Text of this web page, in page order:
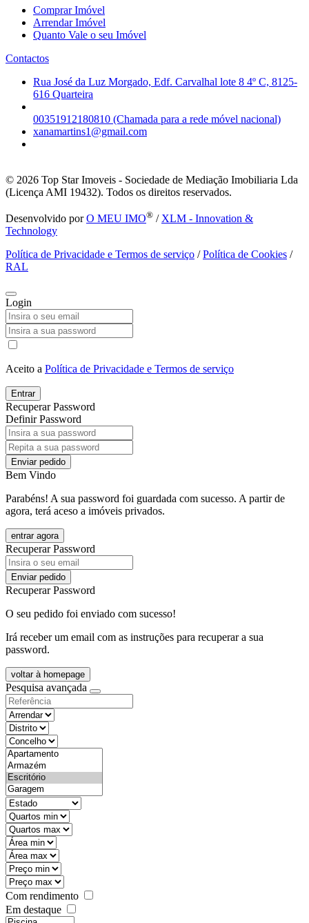
Comprar Imóvel
Arrendar Imóvel
Quanto Vale o seu Imóvel
Contactos
Rua José da Luz Morgado, Edf. Carvalhal lote 8 4º C, 8125-
616 Quarteira
00351912180810 (Chamada para a rede móvel nacional)
xanamartins1@gmail.com
© 2026 Top Star Imoveis - Sociedade de Mediação Imobiliaria Lda
(Licença AMI 19432). Todos os direitos reservados.
Desenvolvido porO MEU IMO® / XLM - Innovation &
Technology
Política de Privacidade e Termos de serviço /Política de Cookies /
RAL
Login
Aceito a Política de Privacidade e Termos de serviço
Entrar
Recuperar Password
Definir Password
Enviar pedido
Bem Vindo
Parabéns! A sua password foi guardada com sucesso. A partir de
agora, terá aceso a imóveis privados.
entrar agora
Recuperar Password
Enviar pedido
Recuperar Password
O seu pedido foi enviado com sucesso!
Irá receber um email com as instruções para recuperar a sua
password.
voltar à homepage
Pesquisa avançada
objective
districtId
countyId
types
state
mintypo
maxtypo
minarea
maxarea
minprice
maxprice
Com rendimento
Em destaque